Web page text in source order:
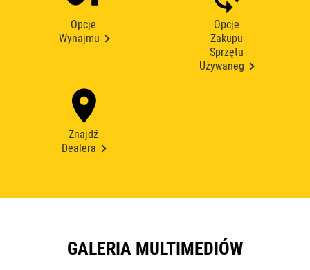
Opcje
Wynajmu
Opcje
Zakupu
Sprzętu
Używaneg
Znajdź
Dealera
GALERIA MULTIMEDIÓW